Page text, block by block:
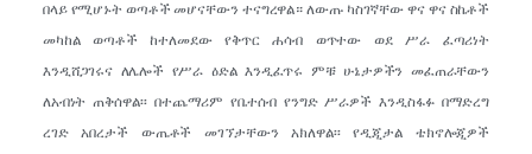
በላይ የሚሆኑት ወጣቶች መሆናቸውን ተናግረዋል። ለውጡ ካስገኛቸው ዋና ዋና ስኬቶች
መካከል ወጣቶች ከተለመደው የቅጥር ሐሳብ ወጥተው ወደ ሥራ ፈጣሪነት
እንዲሸጋገሩና ለሌሎች የሥራ ዕድል እንዲፈጥሩ ምቹ ሁኔታዎችን መፈጠራቸውን
ለአብነት ጠቅሰዋል፡፡ በተጨማሪም የቤተሰብ የንግድ ሥራዎች እንዲስፋፉ በማድረግ
ረገድ አበረታች ውጤቶች መገኘታቸውን አክለዋል፡፡ የዲጂታል ቴክኖሎጂዎች